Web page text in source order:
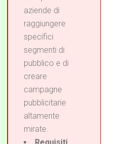
aziende di
raggiungere
specifici
segmenti di
pubblico e di
creare
campagne
pubblicitarie
altamente
mirate.